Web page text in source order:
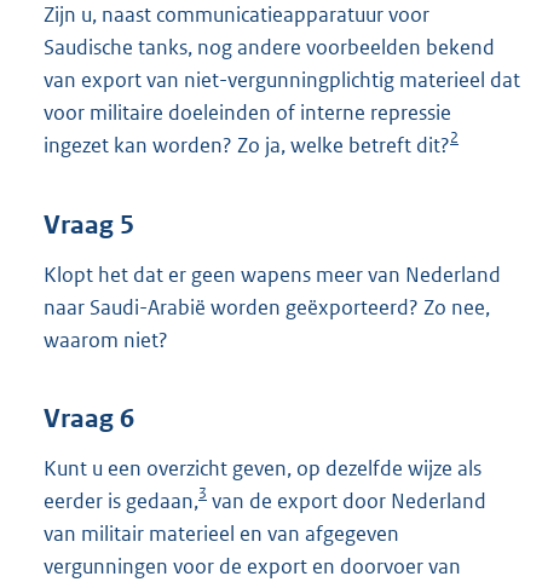
Zijn u, naast communicatieapparatuur voor
Saudische tanks, nog andere voorbeelden bekend
van export van niet-vergunningplichtig materieel dat
voor militaire doeleinden of interne repressie
ingezet kan worden? Zo ja, welke betreft dit?2
Vraag 5
Klopt het dat er geen wapens meer van Nederland
naar Saudi-Arabië worden geëxporteerd? Zo nee,
waarom niet?
Vraag 6
Kunt u een overzicht geven, op dezelfde wijze als
eerder is gedaan,3 van de export door Nederland
van militair materieel en van afgegeven
vergunningen voor de export en doorvoer van